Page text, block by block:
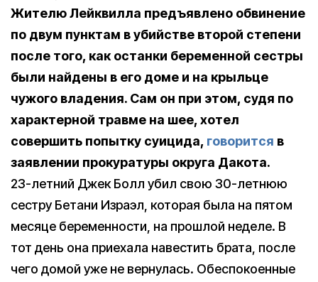
Жителю Лейквилла предъявлено обвинение
по двум пунктам в убийстве второй степени
после того, как останки беременной сестры
были найдены в его доме и на крыльце
чужого владения. Сам он при этом, судя по
характерной травме на шее, хотел
совершить попытку суицида, говорится в
заявлении прокуратуры округа Дакота.
23-летний Джек Болл убил свою 30-летнюю
сестру Бетани Израэл, которая была на пятом
месяце беременности, на прошлой неделе. В
тот день она приехала навестить брата, после
чего домой уже не вернулась. Обеспокоенные